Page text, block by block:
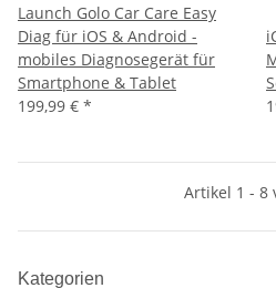
Launch Golo Car Care Easy
Diag für iOS & Android -
mobiles Diagnosegerät für
Smartphone & Tablet
199,99 € *
Artikel 1 - 8
Kategorien